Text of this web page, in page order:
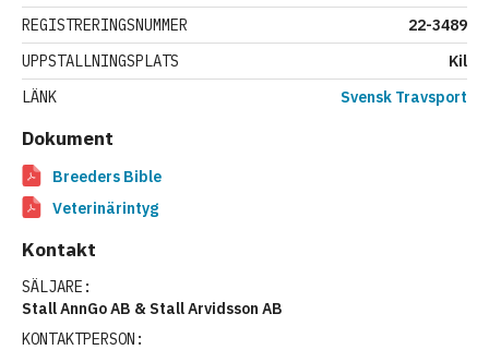
REGISTRERINGSNUMMER
22-3489
UPPSTALLNINGSPLATS
Kil
LÄNK
Svensk Travsport
Dokument
Breeders Bible
Veterinärintyg
Kontakt
SÄLJARE:
Stall AnnGo AB & Stall Arvidsson AB
KONTAKTPERSON: